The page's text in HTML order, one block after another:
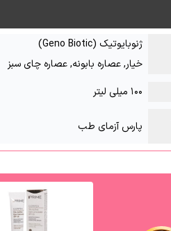
ژنوبایوتیک (Geno Biotic)
خیار, عصاره بابونه, عصاره چای سبز
۱۰۰ میلی لیتر
پارس آزمای طب